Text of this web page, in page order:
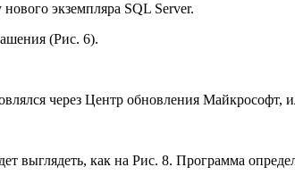
экземпляра SQL Server.
(Рис. 6).
через Центр обновления Майкрософт,
выглядеть, как на Рис. 8. Программа